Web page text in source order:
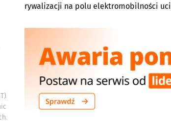
rywalizacji na polu elektromobilności